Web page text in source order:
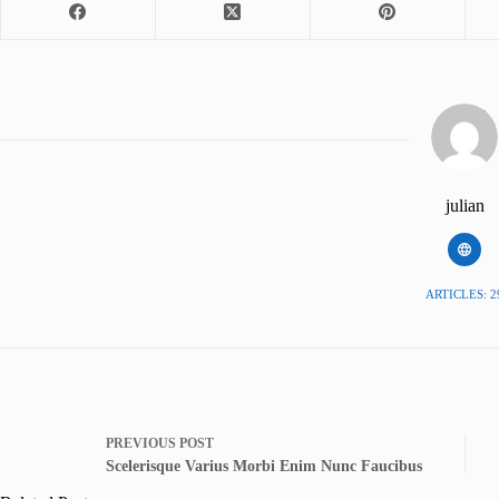
julian
ARTICLES:
PREVIOUS POST
Scelerisque Varius Morbi Enim Nunc Faucibus